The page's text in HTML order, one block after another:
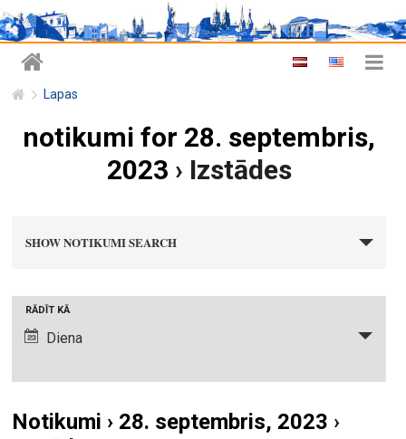
Lapas
notikumi for 28. septembris,
2023 › Izstādes
i
S
SHOW NOTIKUMI SEARCH
i
u
RĀDĪT KĀ
Diena
Notikumi › 28. septembris, 2023 ›